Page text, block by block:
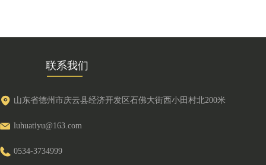
山东省德州市庆云县经济开发区石佛大街西小田村北200米
luhuatiyu@163.com
0534-3734999
联系我们